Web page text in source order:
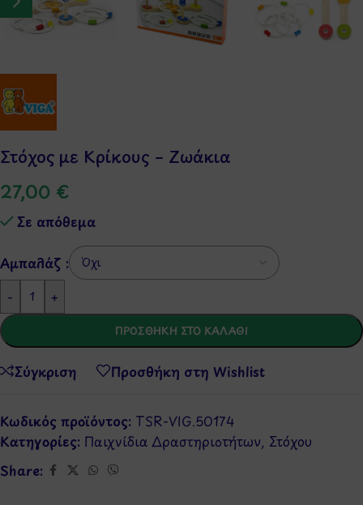
Στόχος με Κρίκους – Ζωάκια
27,00 €
Σε απόθεμα
Αμπαλάζ :
-
+
ΠΡΟΣΘΉΚΗ ΣΤΟ ΚΑΛΆΘΙ
Σύγκριση Προσθήκη στη Wishlist
Κωδικός προϊόντος: TSR-VIG.50174
Κατηγορίες: Παιχνίδια Δραστηριοτήτων, Στόχου
Share: